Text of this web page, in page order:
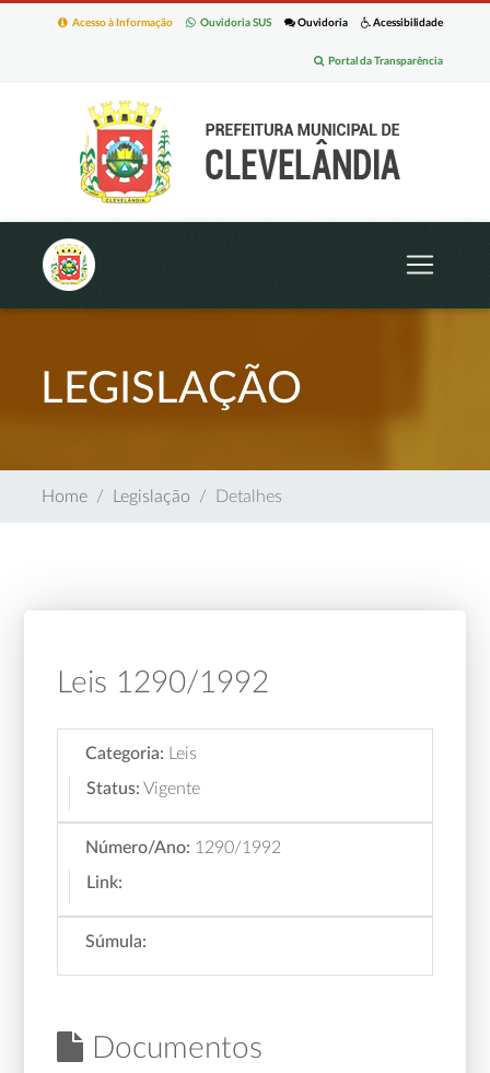
Acessibilidade
Ouvidoria
Ouvidoria SUS
Acesso à Informação
Portal da Transparência
LEGISLAÇÃO
Home Legislação Detalhes
Leis 1290/1992
Categoria:
Leis
Status: Vigente
Número/Ano: 1290/1992
Link:
Súmula:
Documentos